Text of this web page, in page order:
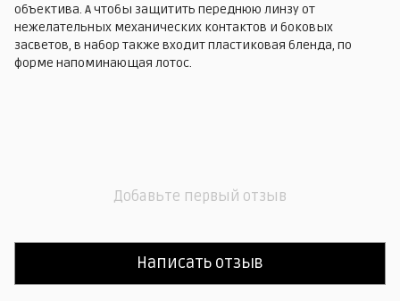
объектива. А чтобы защитить переднюю линзу от
нежелательных механических контактов и боковых
засветов, в набор также входит пластиковая бленда, по
форме напоминающая лотос.
Добавьте первый отзыв
Написать отзыв